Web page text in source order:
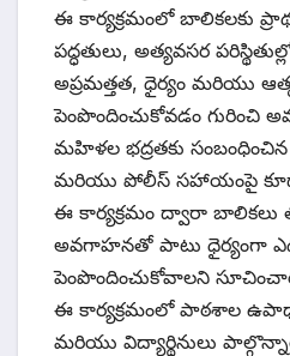
ఈ కార్యక్రమంలో బాలికలకు
పద్ధతులు, అత్యవసర
అప్రమత్తత, ధైర్యం మరియు
పెంపొందించుకోవడం గురించి
మహిళల భద్రతకు సంబంధించిన
మరియు పోలీస్ సహాయంపై
ఈ కార్యక్రమం ద్వారా బాలికలు
అవగాహనతో పాటు ధైర్యంగా
పెంపొందించుకోవాలని
ఈ కార్యక్రమంలో పాఠశాల
మరియు విద్యార్థినులు